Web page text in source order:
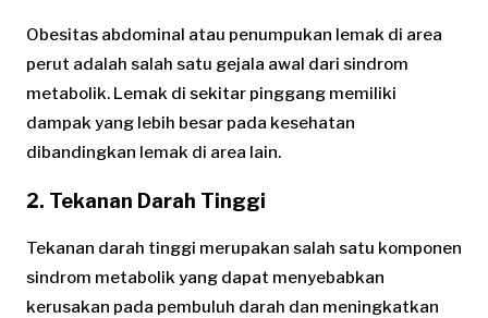
Obesitas abdominal atau penumpukan lemak di area
perut adalah salah satu gejala awal dari sindrom
metabolik. Lemak di sekitar pinggang memiliki
dampak yang lebih besar pada kesehatan
dibandingkan lemak di area lain.
2. Tekanan Darah Tinggi
Tekanan darah tinggi merupakan salah satu komponen
sindrom metabolik yang dapat menyebabkan
kerusakan pada pembuluh darah dan meningkatkan